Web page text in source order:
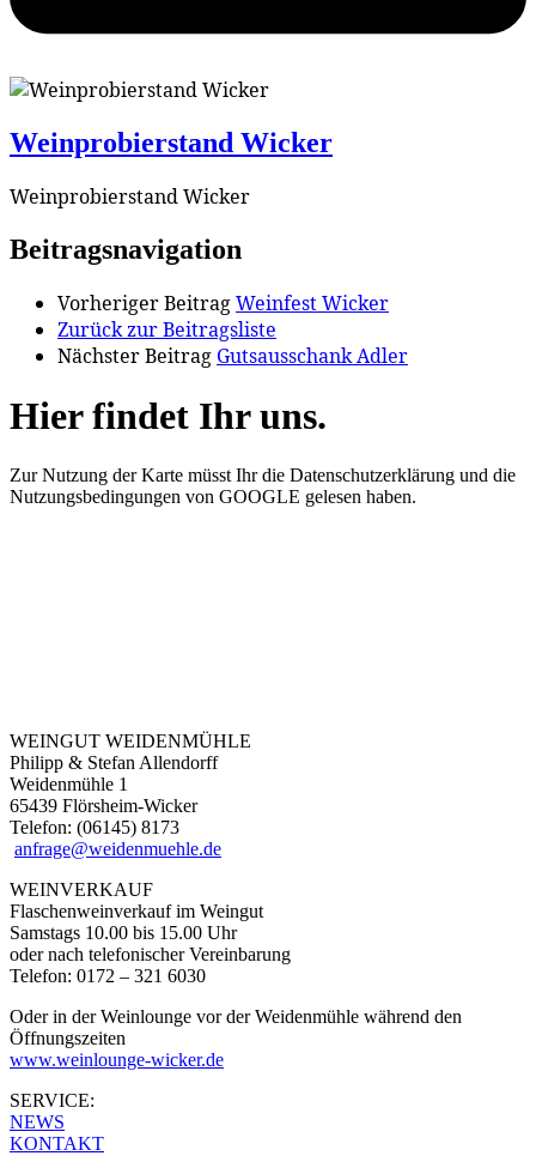
Weinprobierstand Wicker
Weinprobierstand Wicker
Beitragsnavigation
Vorheriger BeitragWeinfest Wicker
Zurück zur Beitragsliste
Nächster Beitrag Gutsausschank Adler
Hier findet Ihr uns.
Zur Nutzung der Karte müsst Ihr die Datenschutzerklärung und die
Nutzungsbedingungen von GOOGLE gelesen haben.
WEINGUT WEIDENMÜHLE
Philipp & Stefan Allendorff
Weidenmühle 1
65439 Flörsheim-Wicker
Telefon: (06145) 8173
anfrage@weidenmuehle.de
WEINVERKAUF
Flaschenweinverkauf im Weingut
Samstags 10.00 bis 15.00 Uhr
oder nach telefonischer Vereinbarung
Telefon: 0172 – 321 6030
Oder in der Weinlounge vor der Weidenmühle während den
Öffnungszeiten
www.weinlounge-wicker.de
SERVICE:
NEWS
KONTAKT